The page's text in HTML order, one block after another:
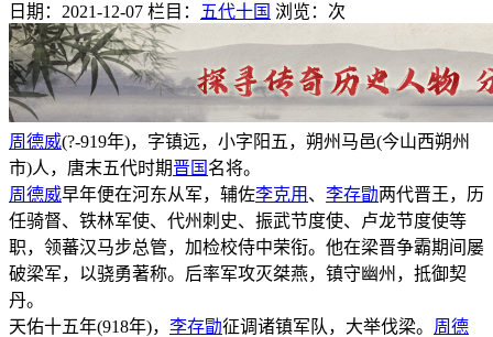
日期：2021-12-07 栏目： 五代十国 浏览： 次
周德威(?-919年)，字镇远，小字阳五，朔州马邑(今山西朔州
市)人，唐末五代时期晋国 名将。
周德威早年便在河东从军，辅佐李克用 、 李存勖两代晋王，历
任骑督、铁林军使、代州刺史、振武节度使、卢龙节度使等
职，领蕃汉马步总管，加检校侍中荣衔。他在梁晋争霸期间屡
破梁军，以骁勇著称。后率军攻灭桀燕，镇守幽州，抵御契
丹。
天佑十五年(918年)， 李存勖征调诸镇军队，大举伐梁。 周德